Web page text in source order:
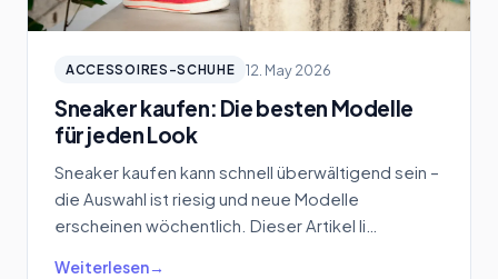
ACCESSOIRES-SCHUHE 12. May 2026
Sneaker kaufen: Die besten Modelle
für jeden Look
Sneaker kaufen kann schnell überwältigend sein –
die Auswahl ist riesig und neue Modelle
erscheinen wöchentlich. Dieser Artikel li…
Weiterlesen→